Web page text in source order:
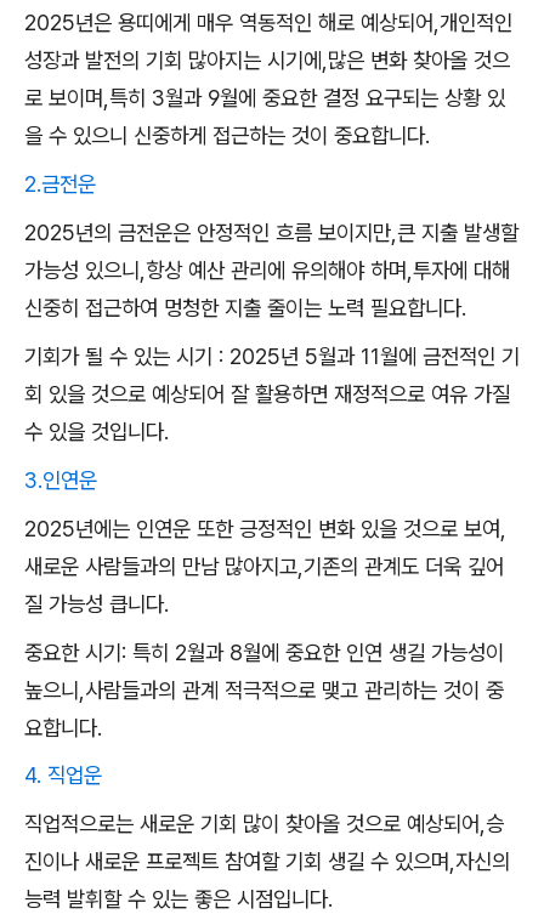
2025년은 용띠에게 매우 역동적인 해로 예상되어,개인적인
성장과 발전의 기회 많아지는 시기에,많은 변화 찾아올 것으
로 보이며,특히 3월과 9월에 중요한 결정 요구되는 상황 있
을 수 있으니 신중하게 접근하는 것이 중요합니다.
2.금전운
2025년의 금전운은 안정적인 흐름 보이지만,큰 지출 발생할
가능성 있으니,항상 예산 관리에 유의해야 하며,투자에 대해
신중히 접근하여 멍청한 지출 줄이는 노력 필요합니다.
기회가 될 수 있는 시기 : 2025년 5월과 11월에 금전적인 기
회 있을 것으로 예상되어 잘 활용하면 재정적으로 여유 가질
수 있을 것입니다.
3.인연운
2025년에는 인연운 또한 긍정적인 변화 있을 것으로 보여,
새로운 사람들과의 만남 많아지고,기존의 관계도 더욱 깊어
질 가능성 큽니다.
중요한 시기: 특히 2월과 8월에 중요한 인연 생길 가능성이
높으니,사람들과의 관계 적극적으로 맺고 관리하는 것이 중
요합니다.
4. 직업운
직업적으로는 새로운 기회 많이 찾아올 것으로 예상되어,승
진이나 새로운 프로젝트 참여할 기회 생길 수 있으며,자신의
능력 발휘할 수 있는 좋은 시점입니다.